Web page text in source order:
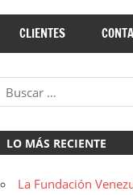
CLIENTES
LO MÁS RECIENTE
La Fundación